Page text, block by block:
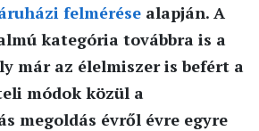
felmérése alapján. A
kategória továbbra is a
már az élelmiszer is befért a
módok közül a
megoldás évről évre egyre